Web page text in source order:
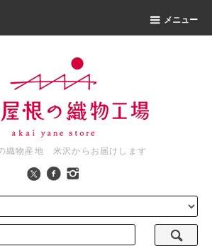
メニュー
織物産地 米沢からお届けします